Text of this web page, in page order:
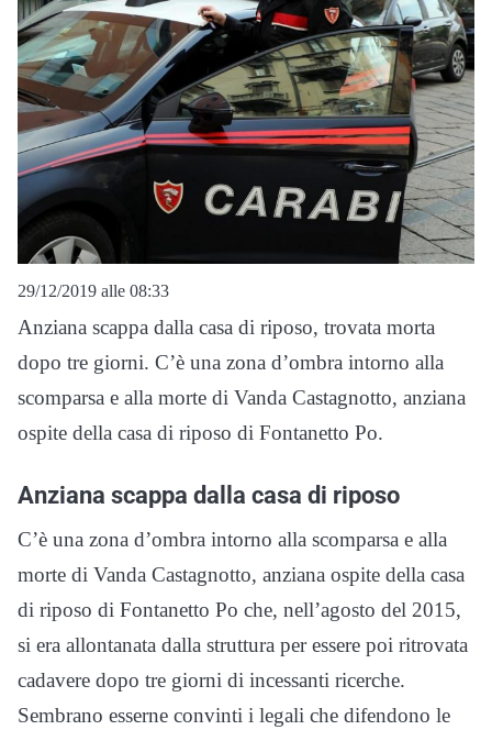
29/12/2019 alle 08:33
Anziana scappa dalla casa di riposo, trovata morta
dopo tre giorni. C’è una zona d’ombra intorno alla
scomparsa e alla morte di Vanda Castagnotto, anziana
ospite della casa di riposo di Fontanetto Po.
Anziana scappa dalla casa di riposo
C’è una zona d’ombra intorno alla scomparsa e alla
morte di Vanda Castagnotto, anziana ospite della casa
di riposo di Fontanetto Po che, nell’agosto del 2015,
si era allontanata dalla struttura per essere poi ritrovata
cadavere dopo tre giorni di incessanti ricerche.
Sembrano esserne convinti i legali che difendono le